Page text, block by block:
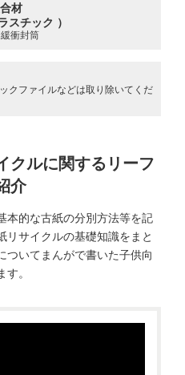
材
スチック ）
衝封筒
クファイルなどは取り除いてくだ
クルに関するリーフ
介
本的な古紙の分別方法等を記
リサイクルの基礎知識をまと
ついてまんがで書いた子供向
。